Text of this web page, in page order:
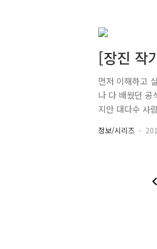
[장진 작
먼저 이해하고
나 다 배웠던 공
지만 대다수 사
이해한 후 실
할 때 클럽 페이
정보/시리즈